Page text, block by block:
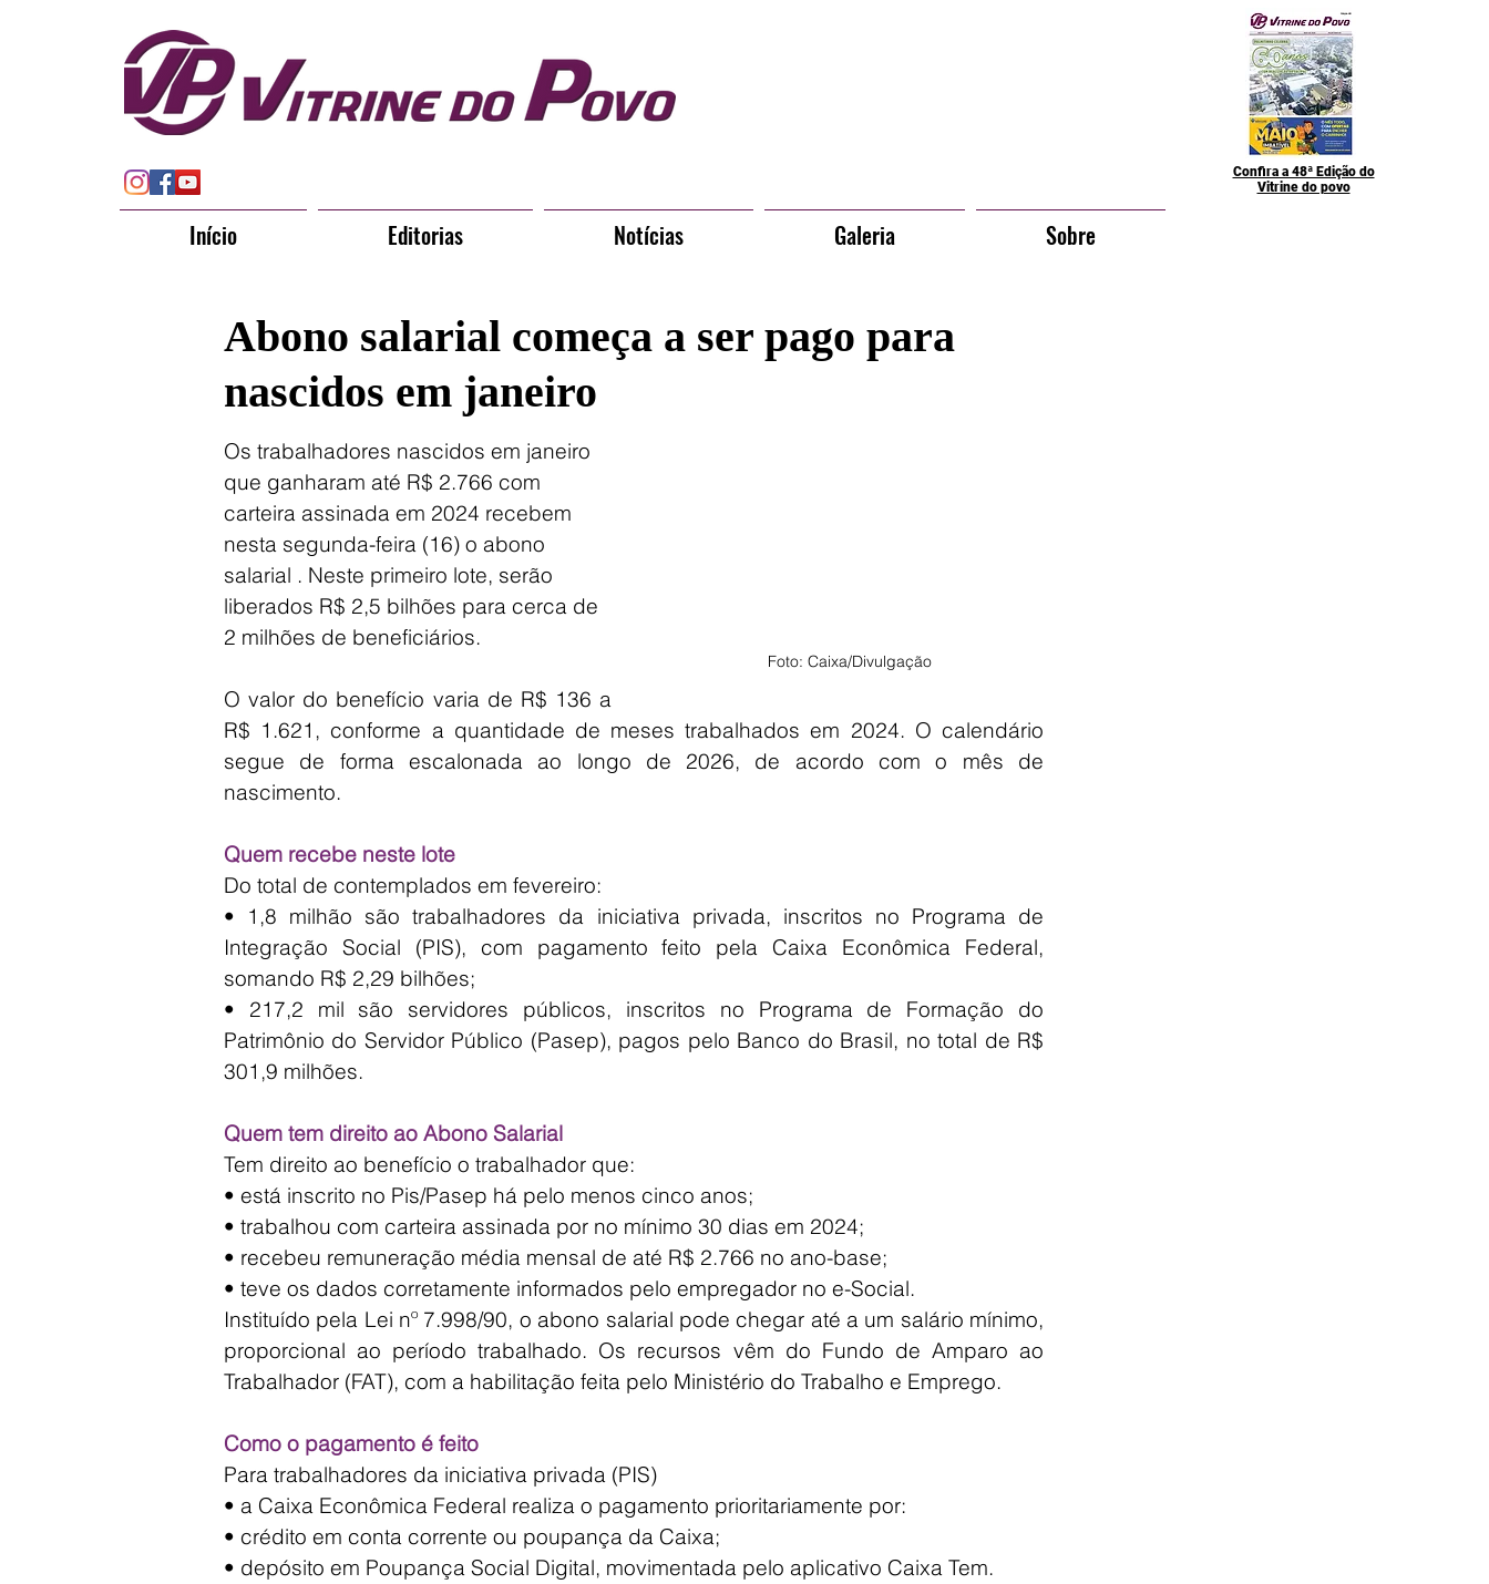
Confira a 48ª Edição do
Vitrine do povo
Abono salarial começa a ser pago para
nascidos em janeiro
Foto: Caixa/Divulgação
Os trabalhadores nascidos em janeiro
que ganharam até R$ 2.766 com
carteira assinada em 2024 recebem
nesta segunda-feira (16) o abono
salarial . Neste primeiro lote, serão
liberados R$ 2,5 bilhões para cerca de
2 milhões de beneficiários.
O valor do benefício varia de R$ 136 a
R$ 1.621, conforme a quantidade de meses trabalhados em 2024. O calendário
segue de forma escalonada ao longo de 2026, de acordo com o mês de
nascimento.
Quem recebe neste lote
Do total de contemplados em fevereiro:
• 1,8 milhão são trabalhadores da iniciativa privada, inscritos no Programa de
Integração Social (PIS), com pagamento feito pela Caixa Econômica Federal,
somando R$ 2,29 bilhões;
• 217,2 mil são servidores públicos, inscritos no Programa de Formação do
Patrimônio do Servidor Público (Pasep), pagos pelo Banco do Brasil, no total de R$
301,9 milhões.
Quem tem direito ao Abono Salarial
Tem direito ao benefício o trabalhador que:
• está inscrito no Pis/Pasep há pelo menos cinco anos;
• trabalhou com carteira assinada por no mínimo 30 dias em 2024;
• recebeu remuneração média mensal de até R$ 2.766 no ano-base;
• teve os dados corretamente informados pelo empregador no e-Social.
Instituído pela Lei nº 7.998/90, o abono salarial pode chegar até a um salário mínimo,
proporcional ao período trabalhado. Os recursos vêm do Fundo de Amparo ao
Trabalhador (FAT), com a habilitação feita pelo Ministério do Trabalho e Emprego.
Como o pagamento é feito
Para trabalhadores da iniciativa privada (PIS)
• a Caixa Econômica Federal realiza o pagamento prioritariamente por:
• crédito em conta corrente ou poupança da Caixa;
• depósito em Poupança Social Digital, movimentada pelo aplicativo Caixa Tem.
Início Editorias Notícias Galeria Sobre